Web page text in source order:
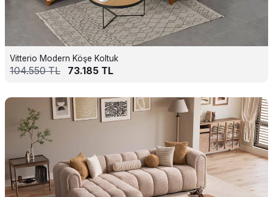
Vitterio Modern Köşe Koltuk
104.550TL 73.185 TL